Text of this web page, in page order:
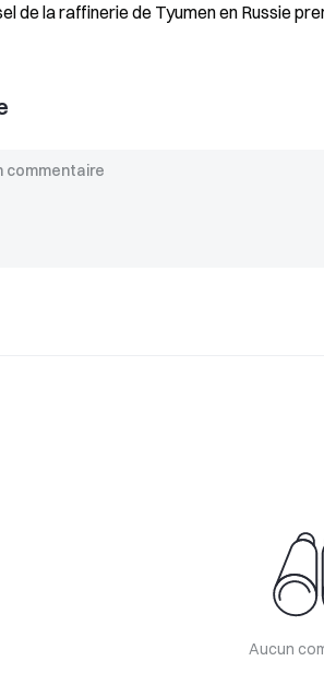
de la raffinerie de Tyumen en Russie
Aucun